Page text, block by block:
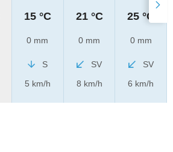
15 °C
0 mm
S
5 km/h
21 °C
0 mm
SV
8 km/h
25 °C
0 mm
SV
6 km/h